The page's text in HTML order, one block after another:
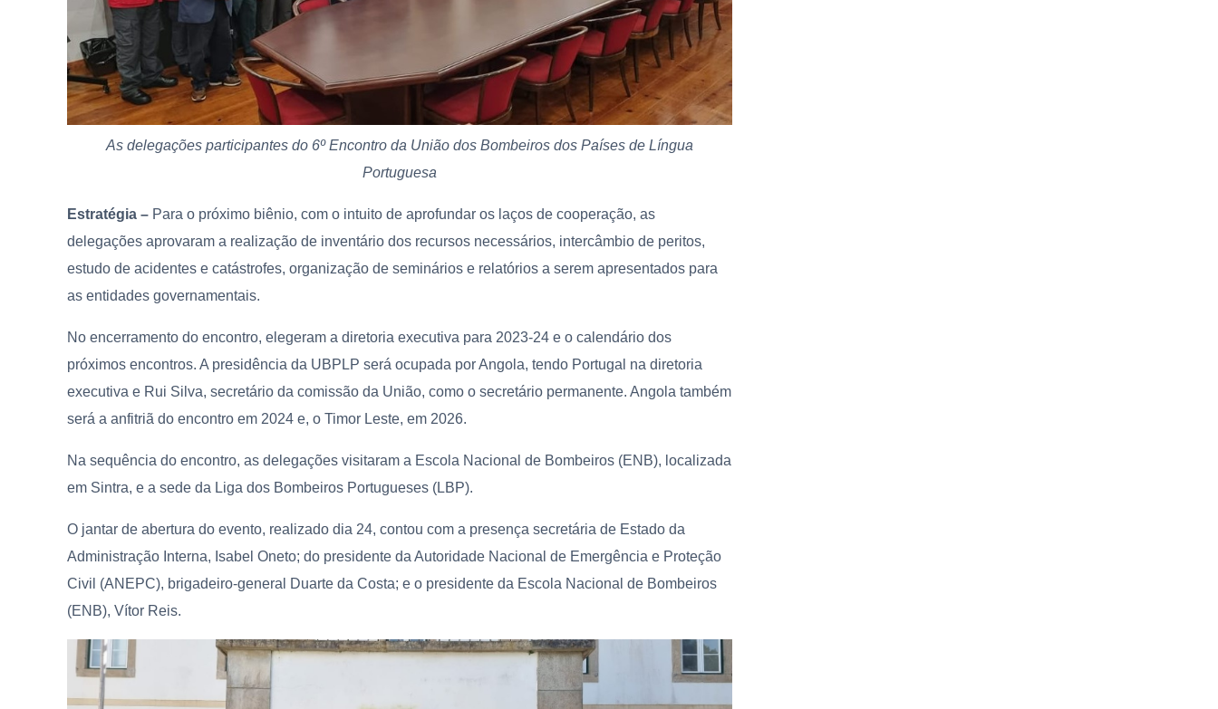
As delegações participantes do 6º Encontro da União dos Bombeiros dos Países de Língua
Portuguesa
Estratégia – Para o próximo biênio, com o intuito de aprofundar os laços de cooperação, as
delegações aprovaram a realização de inventário dos recursos necessários, intercâmbio de peritos,
estudo de acidentes e catástrofes, organização de seminários e relatórios a serem apresentados para
as entidades governamentais.
No encerramento do encontro, elegeram a diretoria executiva para 2023-24 e o calendário dos
próximos encontros. A presidência da UBPLP será ocupada por Angola, tendo Portugal na diretoria
executiva e Rui Silva, secretário da comissão da União, como o secretário permanente. Angola também
será a anfitriã do encontro em 2024 e, o Timor Leste, em 2026.
Na sequência do encontro, as delegações visitaram a Escola Nacional de Bombeiros (ENB), localizada
em Sintra, e a sede da Liga dos Bombeiros Portugueses (LBP).
O jantar de abertura do evento, realizado dia 24, contou com a presença secretária de Estado da
Administração Interna, Isabel Oneto; do presidente da Autoridade Nacional de Emergência e Proteção
Civil (ANEPC), brigadeiro-general Duarte da Costa; e o presidente da Escola Nacional de Bombeiros
(ENB), Vítor Reis.